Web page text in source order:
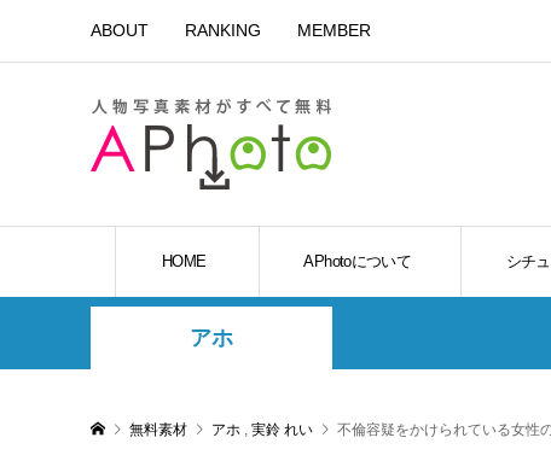
ABOUT RANKING MEMBER
HOME APhotoについて シチ
アホ
無料素材 アホ , 実鈴 れい 不倫容疑をかけられている女性